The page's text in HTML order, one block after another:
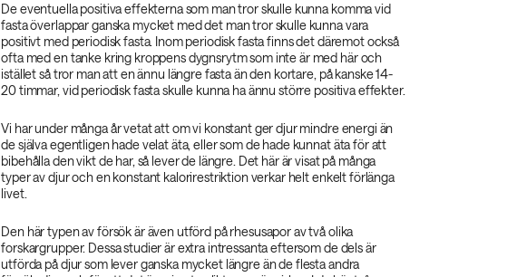
De eventuella positiva effekterna som man tror skulle kunna komma vid
fasta överlappar ganska mycket med det man tror skulle kunna vara
positivt med periodisk fasta. Inom periodisk fasta finns det däremot också
ofta med en tanke kring kroppens dygnsrytm som inte är med här och
istället så tror man att en ännu längre fasta än den kortare, på kanske 14-
20 timmar, vid periodisk fasta skulle kunna ha ännu större positiva effekter.
Vi har under många år vetat att om vi konstant ger djur mindre energi än
de själva egentligen hade velat äta, eller som de hade kunnat äta för att
bibehålla den vikt de har, så lever de längre. Det här är visat på många
typer av djur och en konstant kalorirestriktion verkar helt enkelt förlänga
livet.
Den här typen av försök är även utförd på rhesusapor av två olika
forskargrupper. Dessa studier är extra intressanta eftersom de dels är
utförda på djur som lever ganska mycket längre än de flesta andra